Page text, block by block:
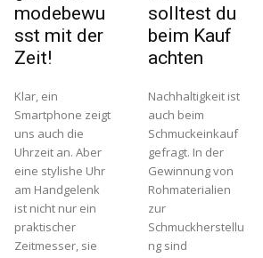
modebewu
sst mit der
Zeit!
Klar, ein
Smartphone zeigt
uns auch die
Uhrzeit an. Aber
eine stylishe Uhr
am Handgelenk
ist nicht nur ein
praktischer
Zeitmesser, sie
solltest du
beim Kauf
achten
Nachhaltigkeit ist
auch beim
Schmuckeinkauf
gefragt. In der
Gewinnung von
Rohmaterialien
zur
Schmuckherstellu
ng sind